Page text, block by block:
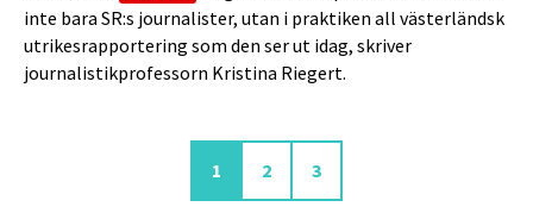
inte bara SR:s journalister, utan i praktiken all västerländsk
utrikesrapportering som den ser ut idag, skriver
journalistikprofessorn Kristina Riegert.
Aktuell sida
1 Sida
2 Sida
3